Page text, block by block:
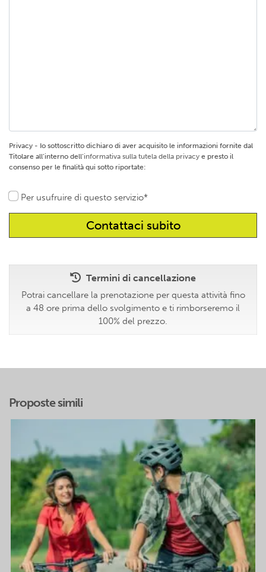
Privacy - Io sottoscritto dichiaro di aver acquisito le informazioni fornite dal
Titolare all’interno dell’informativa sulla tutela della privacy e presto il
consenso per le finalità qui sotto riportate:
Per usufruire di questo servizio*
Termini di cancellazione
Potrai cancellare la prenotazione per questa attività fino
a 48 ore prima dello svolgimento e ti rimborseremo il
100% del prezzo.
Proposte simili